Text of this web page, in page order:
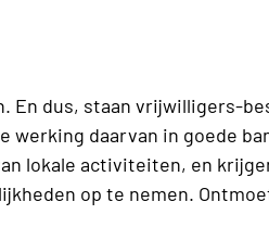
En dus, staan vrijwilligers-
werking daarvan in goede
lokale activiteiten, en
op te nemen.